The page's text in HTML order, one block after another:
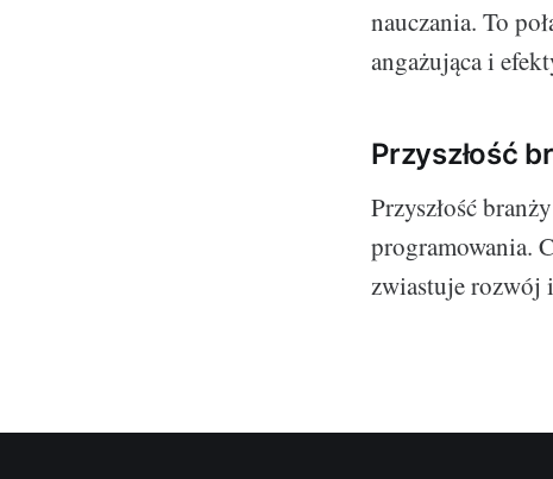
nauczania. To
angażująca i
Przyszłość
Przyszłość
programowania.
zwiastuje rozwój